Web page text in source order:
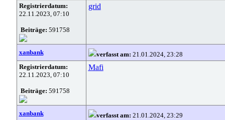
Registrierdatum:
22.11.2023, 07:10
Beiträge: 591758
grid
xanbank verfasst am: 21.01.2024, 23:28
Registrierdatum:
22.11.2023, 07:10
Beiträge: 591758
Mafi
xanbank verfasst am: 21.01.2024, 23:29